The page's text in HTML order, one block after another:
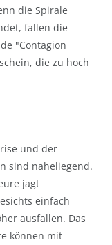
die Spirale
fallen die
"Contagion
die zu hoch
und der
sind naheliegend.
jagt
einfach
ausfallen. Das
können mit